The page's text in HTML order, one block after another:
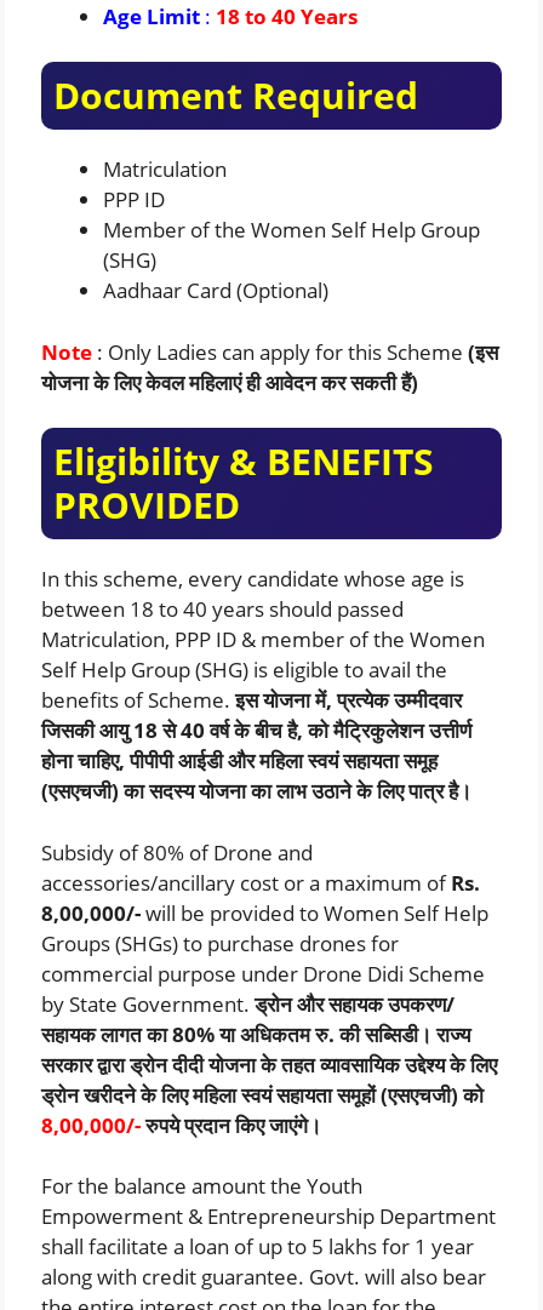
Age Limit : 18 to 40 Years
Document Required
Matriculation
PPP ID
Member of the Women Self Help Group
(SHG)
Aadhaar Card (Optional)
Note : Only Ladies can apply for this Scheme (इस
योजना के लिए केवल महिलाएं ही आवेदन कर सकती हैं)
Eligibility & BENEFITS
PROVIDED
In this scheme, every candidate whose age is
between 18 to 40 years should passed
Matriculation, PPP ID & member of the Women
Self Help Group (SHG) is eligible to avail the
benefits of Scheme.इस योजना में, प्रत्येक उम्मीदवार
जिसकी आयु 18 से 40 वर्ष के बीच है, को मैट्रिकुलेशन उत्तीर्ण
होना चाहिए, पीपीपी आईडी और महिला स्वयं सहायता समूह
(एसएचजी) का सदस्य योजना का लाभ उठाने के लिए पात्र है।
Subsidy of 80% of Drone and
accessories/ancillary cost or a maximum ofRs.
8,00,000/-will be provided to Women Self Help
Groups (SHGs) to purchase drones for
commercial purpose under Drone Didi Scheme
by State Government.ड्रोन और सहायक उपकरण/
सहायक लागत का 80% या अधिकतम रु. की सब्सिडी। राज्य
सरकार द्वारा ड्रोन दीदी योजना के तहत व्यावसायिक उद्देश्य के लिए
ड्रोन खरीदने के लिए महिला स्वयं सहायता समूहों (एसएचजी) को
8,00,000/-रुपये प्रदान किए जाएंगे।
For the balance amount the Youth
Empowerment & Entrepreneurship Department
shall facilitate a loan of up to 5 lakhs for 1 year
along with credit guarantee. Govt. will also bear